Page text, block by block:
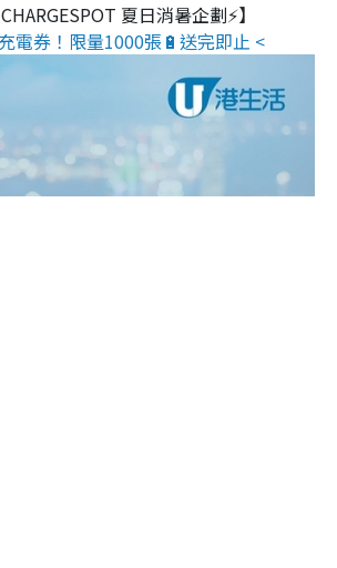
夏日消暑企劃⚡】
電券！限量1000張🔋送完即止 <